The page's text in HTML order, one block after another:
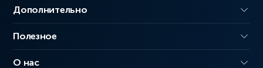
Дополнительно
Полезное
О нас